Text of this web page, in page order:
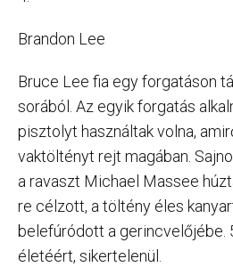
Brandon Lee
Bruce Lee fia egy forgatáson
sorából. Az egyik forgatás
pisztolyt használtak volna,
vaktöltényt rejt magában.
a ravaszt Michael Massee
re célzott, a töltény éles
belefúródott a gerincvelőjébe.
életéért, sikertelenül.